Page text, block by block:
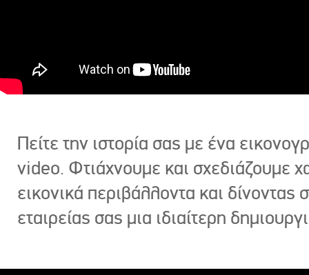
Πείτε την ιστορία σας με ένα
video. Φτιάχνουμε και σχεδιάζουμε
εικονικά περιβάλλοντα και δίνοντας
εταιρείας σας μια ιδιαίτερη